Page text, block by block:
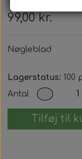
99,00 kr.
Nøgleblad
Lagerstatus: 100
Antal
Tilføj til